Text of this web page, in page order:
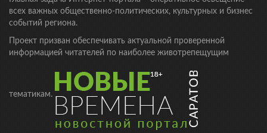
всех важных общественно-политических, культурных и бизнес
событий региона.
Проект призван обеспечивать актуальной проверенной
информацией читателей по наиболее животрепещущим
тематикам.